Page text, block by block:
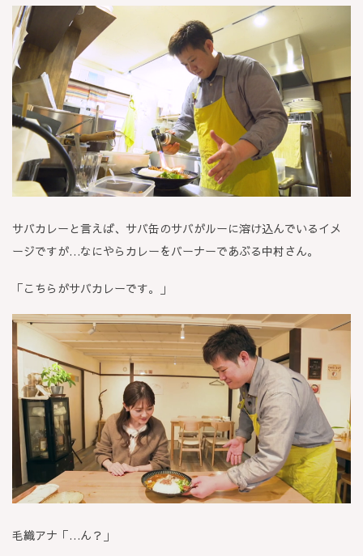
サバカレーと言えば、サバ缶のサバがルーに溶け込んでいるイメ
ージですが…なにやらカレーをバーナーであぶる中村さん。
「こちらがサバカレーです。」
毛織アナ「…ん？」